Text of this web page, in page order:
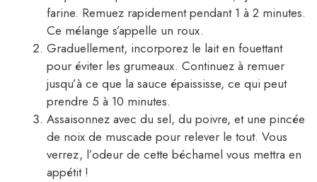
farine. Remuez rapidement pendant 1 à 2 minutes.
Ce mélange s’appelle un roux.
Graduellement, incorporez le lait en fouettant
pour éviter les grumeaux. Continuez à remuer
jusqu’à ce que la sauce épaississe, ce qui peut
prendre 5 à 10 minutes.
Assaisonnez avec du sel, du poivre, et une pincée
de noix de muscade pour relever le tout. Vous
verrez, l’odeur de cette béchamel vous mettra en
appétit !